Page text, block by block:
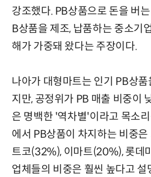
강조했다. PB상품으로 돈을 버
B상품을 제조, 납품하는 중소기
해가 가중돼 왔다는 주장이다.
나아가 대형마트는 인기 PB상
지만, 공정위가 PB 매출 비중이
은 명백한 '역차별'이라고 목소
에서 PB상품이 차지하는 비중
트코(32%), 이마트(20%), 롯데
업체들의 비중은 훨씬 높다고 설